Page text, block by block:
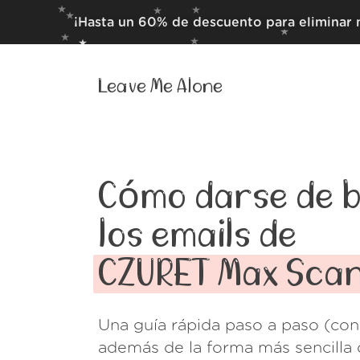
¡Hasta un 60% de descuento para eliminar
Leave Me Alone
Cómo darse de
los emails de
CZURET Max
Una guía rápida paso a paso
además de la forma más sencilla